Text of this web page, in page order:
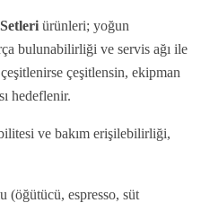
ürünleri; yoğun
bulunabilirliği ve servis ağı ile
çeşitlensin, ekipman
hedeflenir.
ve bakım erişilebilirliği,
(öğütücü, espresso, süt